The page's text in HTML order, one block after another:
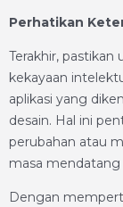
Perhatikan
Terakhir,
kekayaan
aplikasi yang
desain. Hal ini
perubahan atau
masa
Dengan